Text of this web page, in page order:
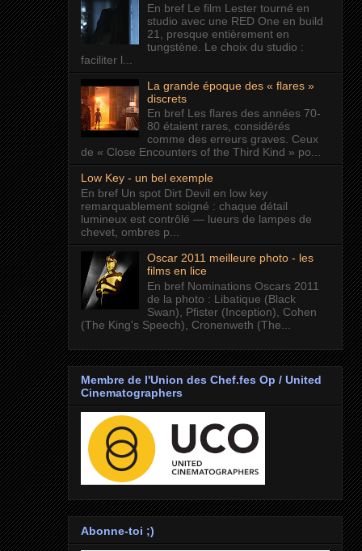
En bref Le film Lester tourné en
studio avec une RED One en build
21, presque entièrement en
tungstène. Le choix du studio :
faciliter l...
La grande époque des « flares »
discrets
En bref Les flares des années 70-
80 étaient rares, considérés
comme des erreurs graves. Ceux
de « Close Encounters of the Third Kind » po...
Low Key - un bel exemple
En bref Un spot Dirt Devil en low key
remarquablement soigné : chaque détail
lumineux est contrôlé — lueurs de lampes de
chevet, ombres p...
Oscar 2011 meilleure photo - les
films en lice
En bref Nominations Oscars 2011
de la photo : Libatique (Black
Swan), Pfister (Inception), Cohen
(The King's Speech), Cronenweth (The...
Membre de l'Union des Chef.fes Op / United
Cinematographers
Abonne-toi ;)